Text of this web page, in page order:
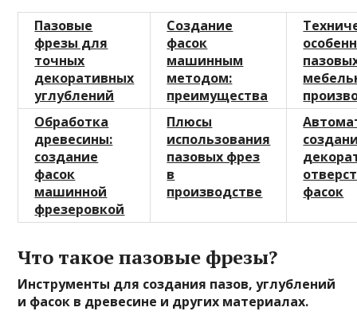
Пазовые
фрезы для
точных
декоративных
углублений
Создание
фасок
машинным
методом:
преимущества
Обработка
древесины:
создание
фасок
машинной
фрезеровкой
Плюсы
использования
пазовых фрез
в
производстве
фасок
Что такое пазовые фрезы?
Инструменты для создания пазов, углублений
и фасок в древесине и других материалах.